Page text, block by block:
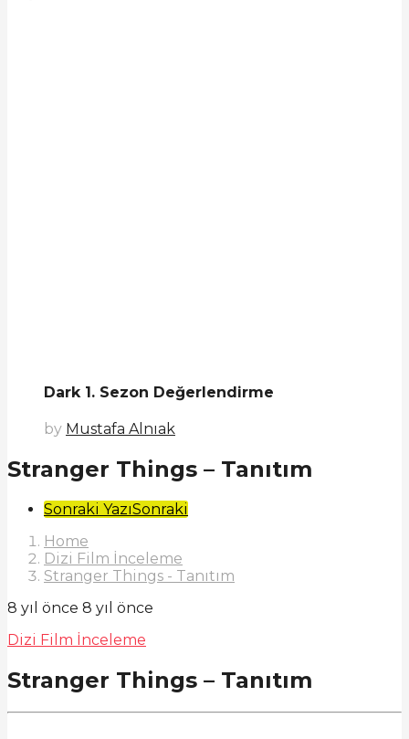
Dark 1. Sezon Değerlendirme
by Mustafa Alnıak
Stranger Things – Tanıtım
Post
Pagination
Sonraki YazıSonraki
Home
Dizi Film İnceleme
Stranger Things - Tanıtım
8 yıl önce 8 yıl önce
Dizi Film İnceleme
Stranger Things – Tanıtım